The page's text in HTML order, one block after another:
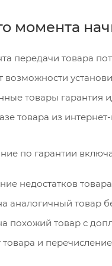
момента
передачи товара
возможности
товары гарантия
товара из
по гарантии
недостатков
аналогичный товар
похожий товар с
товара и